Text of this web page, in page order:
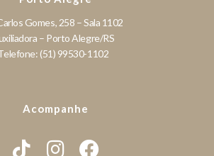
Gomes, 258 – Sala 1102
– Porto Alegre/RS
(51) 99530-1102
Acompanhe